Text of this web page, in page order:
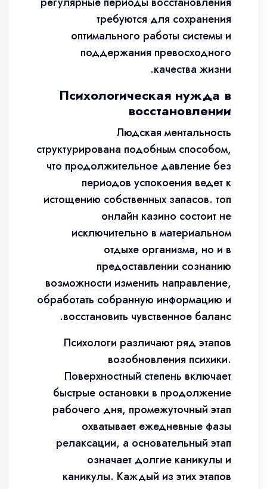
требуются для сохранения
оптимального работы системы и
поддержания превосходного
качества жизни.
Психологическая нужда в
восстановлении
Людская ментальность
структурирована подобным способом,
что продолжительное давление без
периодов успокоения ведет к
истощению собственных запасов. топ
онлайн казино состоит не
исключительно в материальном
отдыхе организма, но и в
предоставлении сознанию
возможности изменить направление,
обработать собранную информацию и
восстановить чувственное баланс.
Психологи различают ряд этапов
возобновления психики.
Поверхностный степень включает
быстрые остановки в продолжение
рабочего дня, промежуточный этап
охватывает ежедневные фазы
релаксации, а основательный этап
означает долгие каникулы и
каникулы. Каждый из этих этапов